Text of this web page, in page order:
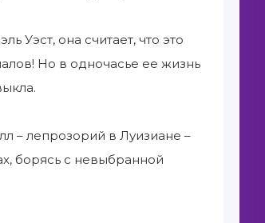
Уэст, она считает, что это
Но в одночасье ее жизнь
– лепрозорий в Луизиане –
борясь с невыбранной